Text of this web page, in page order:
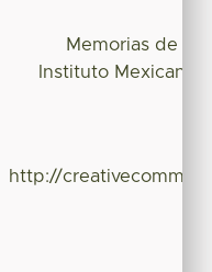
Memorias de la
Instituto Mexicano
http://